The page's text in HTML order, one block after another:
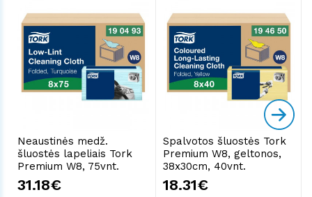
Neaustinės medž.
šluostės lapeliais Tork
Premium W8, 75vnt.
31.18€
Spalvotos šluostės Tork
Premium W8, geltonos,
38x30cm, 40vnt.
18.31€